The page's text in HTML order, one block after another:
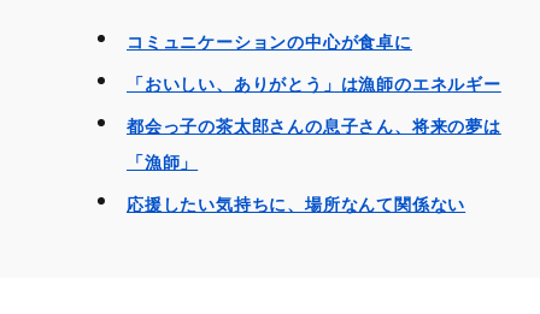
コミュニケーションの中心が食卓に
「おいしい、ありがとう」は漁師のエネルギー
都会っ子の茶太郎さんの息子さん、将来の夢は
「漁師」
応援したい気持ちに、場所なんて関係ない